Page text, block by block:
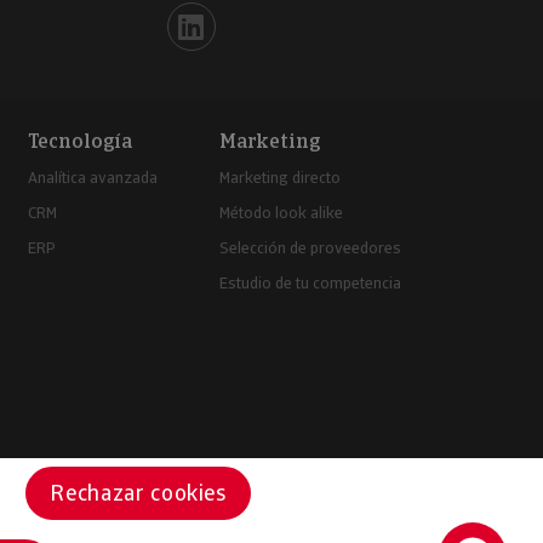
Iberinform en Linkedin
Tecnología
Analítica avanzada
CRM
ERP
Marketing
Marketing directo
Método look alike
Selección de proveedores
Estudio de tu competencia
Rechazar cookies